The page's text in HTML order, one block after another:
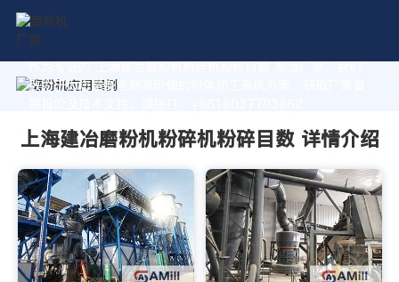
作为专业的 上海建冶磨粉机粉碎机粉碎目数 制造厂家，我们
致力于为您量身定制高价值的粉体加工系统方案。获取厂家直
上海建冶磨粉机粉碎机粉碎目数 详情介绍